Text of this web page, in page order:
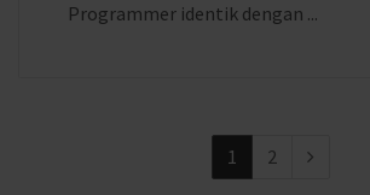
Programmer identik dengan ...
1 2